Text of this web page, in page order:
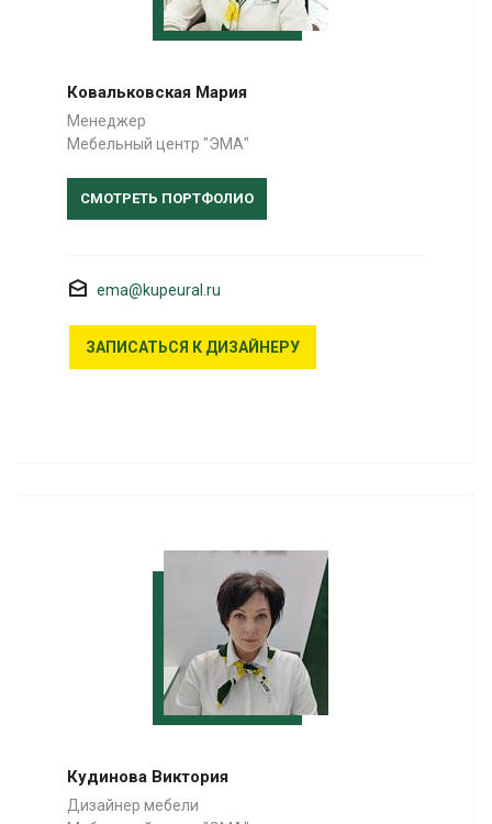
Ковальковская Мария
Менеджер
Мебельный центр "ЭМА"
СМОТРЕТЬ ПОРТФОЛИО
ema@kupeural.ru
ЗАПИСАТЬСЯ К ДИЗАЙНЕРУ
Кудинова Виктория
Дизайнер мебели